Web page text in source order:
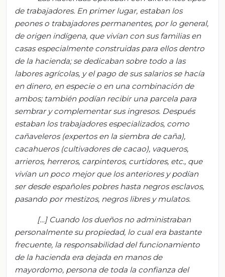
de trabajadores. En primer lugar, estaban los
peones o trabajadores permanentes, por lo general,
de origen indígena, que vivían con sus familias en
casas especialmente construidas para ellos dentro
de la hacienda; se dedicaban sobre todo a las
labores agrícolas, y el pago de sus salarios se hacía
en dinero, en especie o en una combinación de
ambos; también podían recibir una parcela para
sembrar y complementar sus ingresos. Después
estaban los trabajadores especializados, como
cañaveleros (expertos en la siembra de caña),
cacahueros (cultivadores de cacao), vaqueros,
arrieros, herreros, carpinteros, curtidores, etc., que
vivían un poco mejor que los anteriores y podían
ser desde españoles pobres hasta negros esclavos,
pasando por mestizos, negros libres y mulatos.
[…] Cuando los dueños no administraban
personalmente su propiedad, lo cual era bastante
frecuente, la responsabilidad del funcionamiento
de la hacienda era dejada en manos de
mayordomo, persona de toda la confianza del